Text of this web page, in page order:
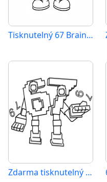
Tisknutelný 67 Brainrot pro děti
Zdarma tisknutelný 67 Brainrot